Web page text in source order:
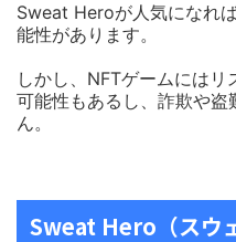
Sweat Heroが人気になれ
能性があります。
しかし、NFTゲームには
可能性もあるし、詐欺や
ん。
Sweat Hero（スウ